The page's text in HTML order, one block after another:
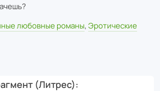
любовные романы,Эротические
(Литрес)